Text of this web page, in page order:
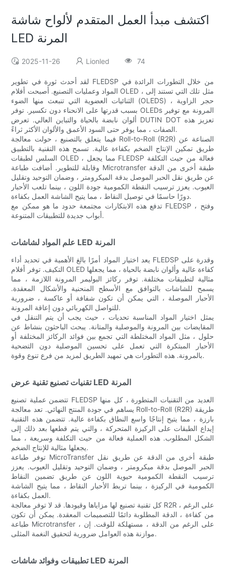
اكتشف مبدأ العمل المتقدم لألواح شاشة
LED المرنة
2025-11-26 Lionled 74
لقد أحدث ثورة في تطوير FLEDSP من خلال التطورات الرائدة في
المواد وعمليات التصنيع. أصبحت أفلام OLED ، مثل تلك التي تستند إلى
الثنائيات العضوية التي تنبعث منها الضوء (OLEDS) ، حجر الزاوية
بسبب قدرتها على الانحناء دون تكسير. توفر OLEDs المرونة مع توفير
ألوان نابضة بالحياة والتباين العالي. تعرض DUTIN DOT تعزيز هذه
الصفات ، مما يوفر حتى السود الأعمق والألوان الأكثر ثراءً.
فيما يتعلق بالتصنيع ، حولت معالجة Roll-to-Roll (R2R) الصناعة عن
طريق تمكين الإنتاج الضخم بكفاءة عالية. تسمح هذه التقنية بالتطبيق
السلس لطبقات OLED ، مما يجعل FLEDSP فعالة من حيث التكلفة
وقابلة للتطوير. أضافت طباعة Microtransfer طبقة أخرى من الدقة
عن طريق نقل الحبر الموصل بدقة الميكرومتر ، وضمان التوحيد وتقليل
العيوب. يعزز ترسيب النقطة الكمومية جودة اللون ، بينما تلعب الأحبار
دورًا حاسمًا في توصيل النقاط ، مما يتيح الشاشة العمل بكفاءة.
تدفع هذه الابتكارات مجتمعة حدود ما هو ممكن مع FLEDSP ، وفتح
أبواب جديدة للتطبيقات المتنوعة.
علم المواد لشاشات LED المرنة
يعد اختيار المواد أمرًا بالغ الأهمية في تحديد أداء FLEDSP وقدرة على
التكيف. توفر أفلام OLED كفاءة عالية وألوان نابضة بالحياة ، مما يجعلها
مثالية لتطبيقات مختلفة. توفر ركائز البوليمر المرونة اللازمة ، مما
يسمح للشاشات بالتوافق مع الأسطح المنحنية والأشكال المعقدة.
الأحبار الموصلة ، التي يمكن أن تكون شفافة أو عاكسة ، ضرورية
للتواصل الكهربائي دون إعاقة المرونة.
يمثل اختيار المواد المناسبة تحديات ، حيث يجب أن يتم التنقل في
المقايضات بين المرونة والموصلية والمتانة. يبحث الباحثون بنشاط عن
حلول ، مثل المواد المختلطة التي تجمع بين فوائد الركائز المختلفة أو
الأحبار المبتكرة التي تعمل على تحسين الموصلية دون التضحية
بالمرونة. هذه التطورات هي تمهيد الطريق لمزيد من فرع تنوع وقوة.
تقنيات تصنيع تقنية عرض LED المرنة
تتضمن عملية تصنيع FLEDSP العديد من التقنيات المتطورة ، كل منها
يساهم في جودة المنتج النهائي. تعد معالجة Roll-to-Roll (R2R) طريقة
بارزة ، مما يتيح إنتاجًا واسع النطاق بكفاءة عالية. تتضمن هذه التقنية
إيداع الطبقات على الركيزة المتحركة ، والتي يتم قطعها بعد ذلك إلى
الشكل المطلوب. هذه العملية فعالة من حيث التكلفة وسريعة ، مما
يجعلها مثالية للإنتاج الضخم.
توفر طباعة MicroTransfer طبقة أخرى من الدقة عن طريق نقل
الحبر الموصل بدقة ميكرومتر ، وضمان التوحيد وتقليل العيوب. يعزز
ترسيب النقطة الكمومية حيوية اللون عن طريق تضمين النقاط
الكمومية في الركيزة ، بينما تربط الأحبار النقاط ، مما يتيح الشاشة
العمل بكفاءة.
كل تقنية تصنيع لها مزاياها وقيودها. قد لا توفر معالجة R2R ، على الرغم
من كفاءة ، الدقة المطلوبة دائمًا للتصميمات المعقدة. يمكن أن تكون
طباعة Microtransfer ، على الرغم من الدقة ، مستهلكة للوقت. إن
موازنة هذه العوامل ضرورية لتحقيق النغمة المثلى.
تطبيقات وفوائد شاشات LED المرنة